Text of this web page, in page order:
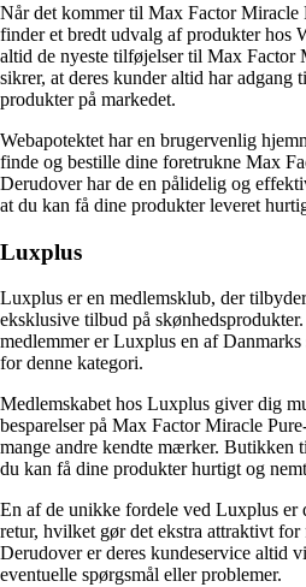
Når det kommer til Max Factor Miracle
finder et bredt udvalg af produkter hos
altid de nyeste tilføjelser til Max Factor
sikrer, at deres kunder altid har adgang
produkter på markedet.
Webapotektet har en brugervenlig
finde og bestille dine foretrukne Max
Derudover har de en pålidelig og
at du kan få dine produkter leveret
Luxplus
Luxplus er en medlemsklub, der
eksklusive tilbud på
medlemmer er Luxplus en af
for denne kategori.
Medlemskabet hos Luxplus giver dig
besparelser på Max Factor Miracle
mange andre kendte mærker. Butikken
du kan få dine produkter hurtigt og
En af de unikke fordele ved Luxplus er
retur, hvilket gør det ekstra attraktivt for
Derudover er deres kundeservice altid
eventuelle spørgsmål eller problemer.